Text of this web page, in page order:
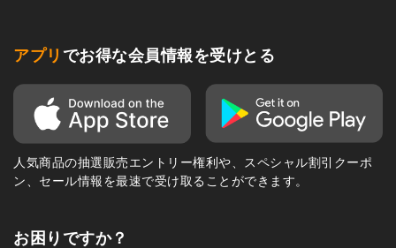
アプリ でお得な会員情報を受けとる
人気商品の抽選販売エントリー権利や、スペシャル割引クーポ
ン、セール情報を最速で受け取ることができます。
お困りですか？